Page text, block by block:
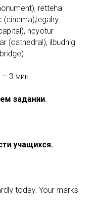
retteha
(cinema),legalry
ncyotur
(cathedral), ilbudnig
– 3 мин.
задании.
учащихся.
today. Your marks